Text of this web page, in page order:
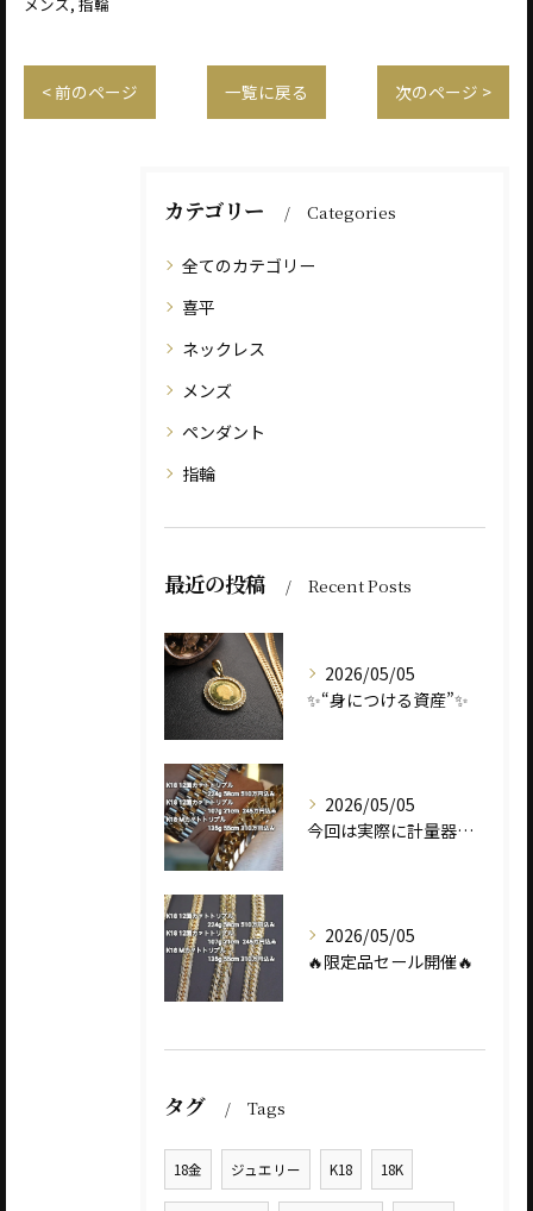
< 前のページ 一覧に戻る 次のページ >
カテゴリー Categories
全てのカテゴリー
喜平
ネックレス
メンズ
ペンダント
指輪
最近の投稿 Recent Posts
2026/05/05
✨“身につける資産”✨
2026/05/05
今回は実際に計量器に載せて、
2026/05/05
🔥限定品セール開催🔥
タグ Tags
18金 ジュエリー K18 18K